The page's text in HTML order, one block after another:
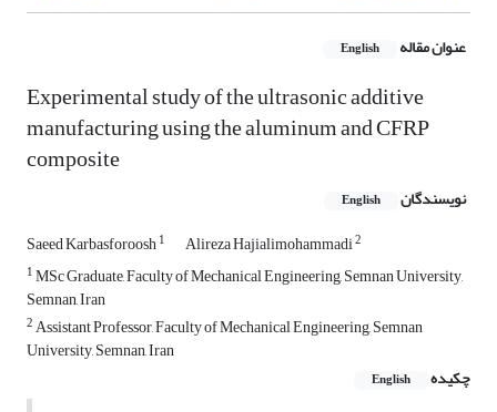
عنوان مقاله English
Experimental study of the ultrasonic additive
manufacturing using the aluminum and CFRP
composite
نویسندگان English
Saeed Karbasforoosh1 Alireza Hajialimohammadi2
1MSc Graduate, Faculty of Mechanical Engineering, Semnan University,
Semnan, Iran
2Assistant Professor, Faculty of Mechanical Engineering, Semnan
University, Semnan, Iran
چکیده
English